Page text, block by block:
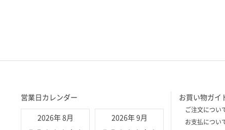
営業日カレンダー
2026年 8月 2026年 9月
お買い物ガイ
ご注文につい
お支払につい